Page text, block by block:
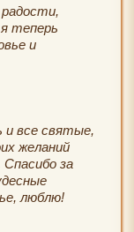
теперь
и
и все святые,
желаний
за
люблю!